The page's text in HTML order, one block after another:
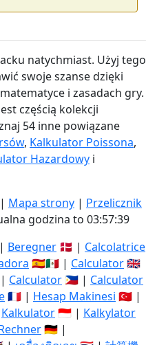
natychmiast. Użyj tego
swoje szanse dzięki
i zasadach gry.
częścią kolekcji
54 inne powiązane
, Kalkulator Poissona,
Hazardowy i
| Mapa strony | Przelicznik
godzina to 03:57:40
Beregner 🇩🇰 | Calcolatrice
🇪🇸🇲🇽 | Calculator🇬🇧
Calculator 🇵🇭 | Calculator
🇫🇷 | Hesap Makinesi 🇹🇷 |
Kalkulator🇮🇩 | Kalkylator
🇩🇪 |